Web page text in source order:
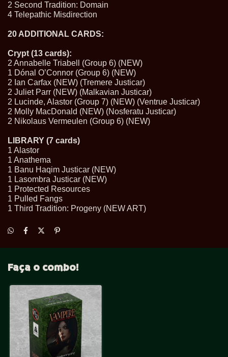
2 Second Tradition: Domain
4 Telepathic Misdirection
20 ADDITIONAL CARDS:
Crypt (13 cards):
2 Annabelle Triabell (Group 6) (NEW)
1 Dónal O’Connor (Group 6) (NEW)
2 Ian Carfax (NEW) (Tremere Justicar)
2 Juliet Parr (NEW) (Malkavian Justicar)
2 Lucinde, Alastor (Group 7) (NEW) (Ventrue Justicar)
2 Molly MacDonald (NEW) (Nosferatu Justicar)
2 Nikolaus Vermeulen (Group 6) (NEW)
LIBRARY (7 cards)
1 Alastor
1 Anathema
1 Banu Haqim Justicar (NEW)
1 Lasombra Justicar (NEW)
1 Protected Resources
1 Pulled Fangs
1 Third Tradition: Progeny (NEW ART)
Faça o combo!